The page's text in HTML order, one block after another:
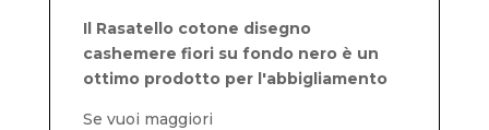
Il Rasatello cotone disegno
cashemere fiori su fondo nero è un
ottimo prodotto per l'abbigliamento
Se vuoi maggiori